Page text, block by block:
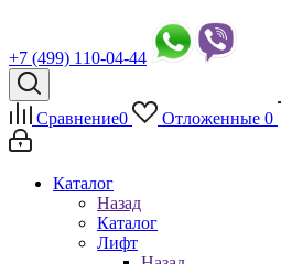
+7 (499) 110-04-44
Сравнение0 Отложенные 0
Каталог
Назад
Каталог
Лифт